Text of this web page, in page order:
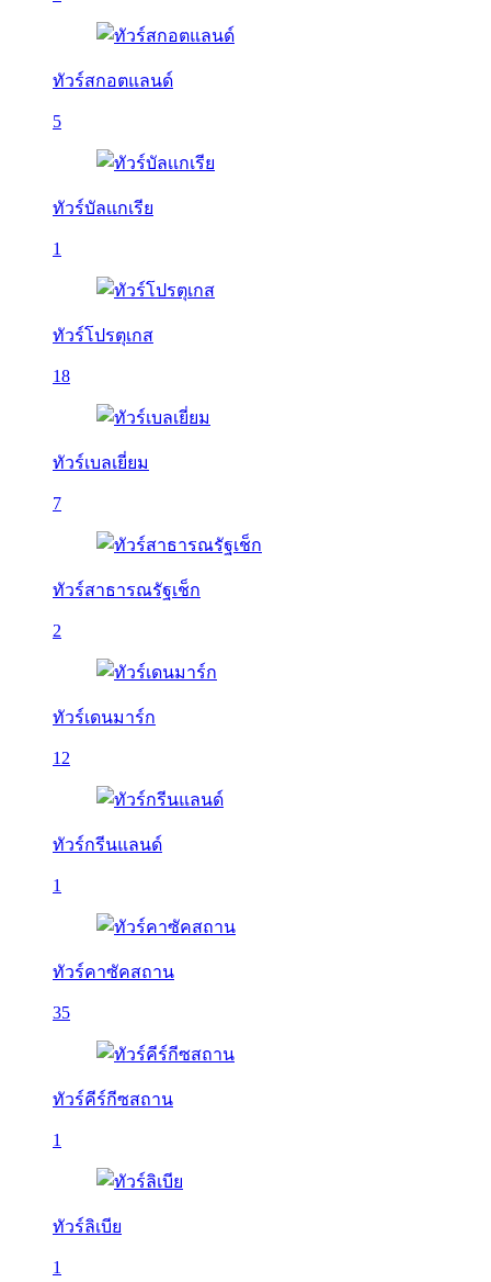
ทัวร์สกอตแลนด์
5
ทัวร์บัลเเกเรีย
1
ทัวร์โปรตุเกส
18
ทัวร์เบลเยี่ยม
7
ทัวร์สาธารณรัฐเช็ก
2
ทัวร์เดนมาร์ก
12
ทัวร์กรีนแลนด์
1
ทัวร์คาซัคสถาน
35
ทัวร์คีร์กีซสถาน
1
ทัวร์ลิเบีย
1